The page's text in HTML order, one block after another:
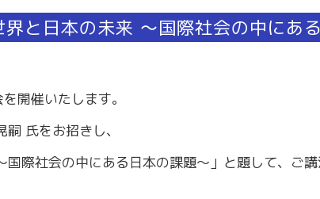
ポ」
相談窓口）
創業塾
事業計画・創業融資相談（無料窓口相談）
商工会議所ライブラリー
経営発達支援
国民年金基金
と日本の未来 ～国際社会の中にあ
開催いたします。
氏をお招きし、
国際社会の中にある日本の課題～」と題して、ご講